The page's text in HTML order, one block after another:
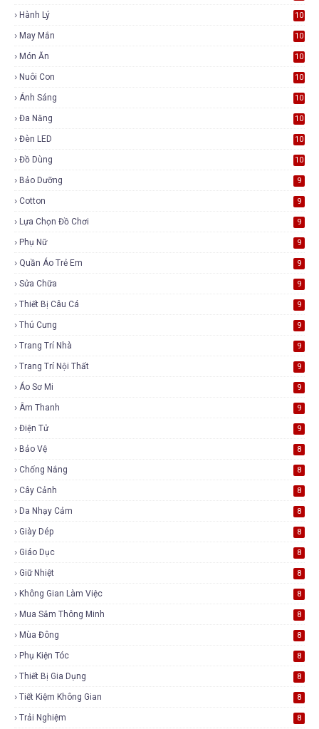
Hành Lý 10
May Mắn 10
Món Ăn 10
Nuôi Con 10
Ánh Sáng 10
Đa Năng 10
Đèn LED 10
Đồ Dùng 10
Bảo Dưỡng 9
Cotton 9
Lựa Chọn Đồ Chơi 9
Phụ Nữ 9
Quần Áo Trẻ Em 9
Sửa Chữa 9
Thiết Bị Câu Cá 9
Thú Cưng 9
Trang Trí Nhà 9
Trang Trí Nội Thất 9
Áo Sơ Mi 9
Âm Thanh 9
Điện Tử 9
Bảo Vệ 8
Chống Nắng 8
Cây Cảnh 8
Da Nhạy Cảm 8
Giày Dép 8
Giáo Dục 8
Giữ Nhiệt 8
Không Gian Làm Việc 8
Mua Sắm Thông Minh 8
Mùa Đông 8
Phụ Kiện Tóc 8
Thiết Bị Gia Dụng 8
Tiết Kiệm Không Gian 8
Trải Nghiệm 8